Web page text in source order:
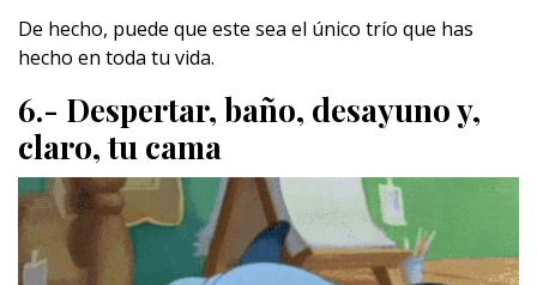
De hecho, puede que este sea el único trío que has
hecho en toda tu vida.
6.- Despertar, baño, desayuno y,
claro, tu cama